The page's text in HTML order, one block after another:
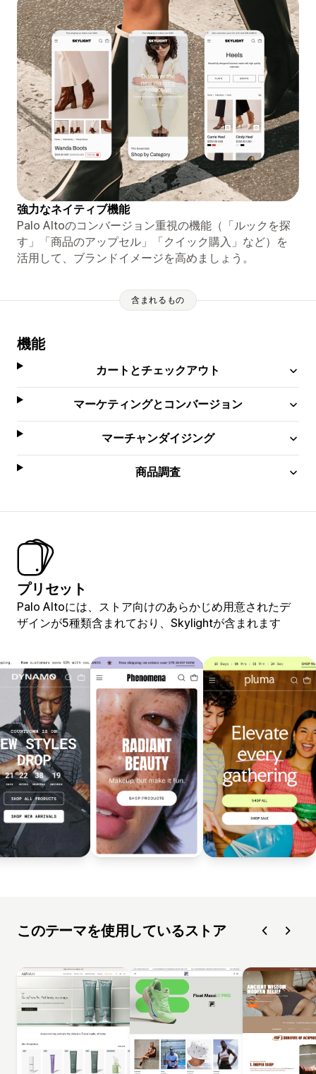
強力なネイティブ機能
Palo Altoのコンバージョン重視の機能（「ルックを探
す」「商品のアップセル」「クイック購入」など）を
活用して、ブランドイメージを高めましょう。
含まれるもの
機能
カートとチェックアウト
マーケティングとコンバージョン
マーチャンダイジング
商品調査
プリセット
Palo Altoには、ストア向けのあらかじめ用意されたデ
ザインが5種類含まれており、Skylightが含まれます
このテーマを使用しているストア